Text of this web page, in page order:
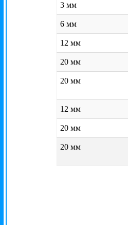
3 мм
6 мм
12 мм
20 мм
20 мм
12 мм
20 мм
20 мм